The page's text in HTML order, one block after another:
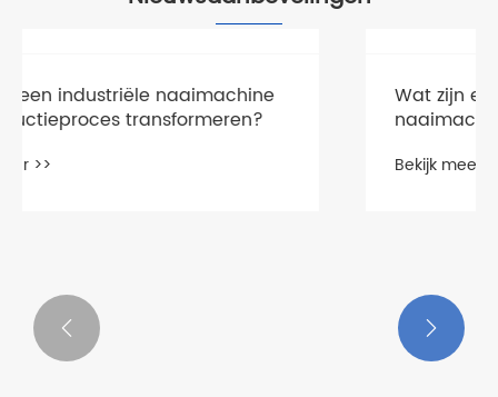
Wat maakt een slimme naaimachine
de beste keuze voor modern naaien?
 